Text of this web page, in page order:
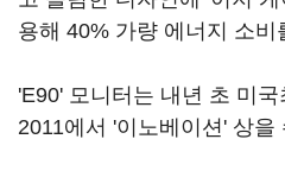
용해 40% 가량 에너지 소비
'E90' 모니터는 내년 초 미
2011에서 '이노베이션' 상을